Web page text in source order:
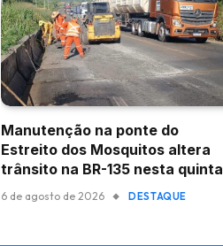
Manutenção na ponte do
Estreito dos Mosquitos altera
trânsito na BR-135 nesta quinta
6 de agosto de 2026 DESTAQUE